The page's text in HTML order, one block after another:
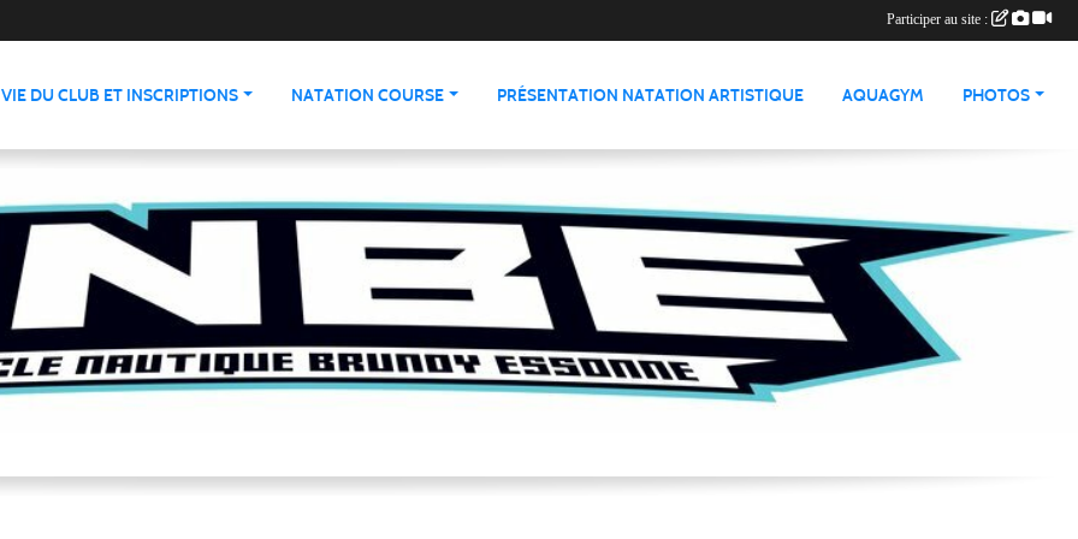
VIE DU CLUB ET INSCRIPTIONS NATATION COURSE PRÉSENTATION NATATION ARTISTIQUE AQUAGYM PHOTOS
Participer au site :